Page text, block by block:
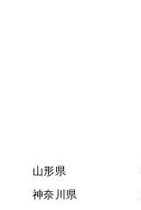
山形県
神奈川県